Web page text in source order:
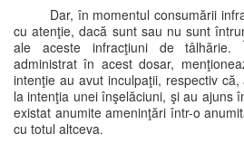
Dar, în momentul consumării
cu atenţie, dacă sunt sau nu sunt
ale aceste infracţiuni de tâlhărie.
administrat în acest dosar,
intenţie au avut inculpaţii, respectiv
la intenţia unei înşelăciuni, şi au ajuns
existat anumite ameninţări într-o
cu totul altceva.